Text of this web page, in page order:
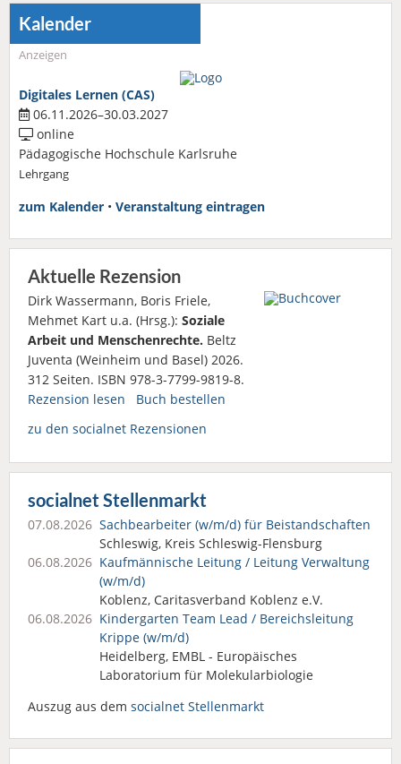
Kalender
Anzeigen
Digitales Lernen (CAS)
06.11.2026–30.03.2027
online
Pädagogische Hochschule Karlsruhe
Lehrgang
zum Kalender • Veranstaltung eintragen
Aktuelle Rezension
Dirk Wassermann, Boris Friele,
Mehmet Kart u.a. (Hrsg.): Soziale
Arbeit und Menschenrechte. Beltz
Juventa (Weinheim und Basel) 2026.
312 Seiten. ISBN 978-3-7799-9819-8.
Rezension lesen
Buch bestellen
zu den socialnet Rezensionen
socialnet Stellenmarkt
07.08.2026 Sachbearbeiter (w/m/d) für Beistandschaften
Schleswig, Kreis Schleswig-Flensburg
06.08.2026 Kaufmännische Leitung / Leitung Verwaltung
(w/m/d)
Koblenz, Caritasverband Koblenz e.V.
06.08.2026 Kindergarten Team Lead / Bereichsleitung
Krippe (w/m/d)
Heidelberg, EMBL - Europäisches
Laboratorium für Molekularbiologie
Auszug aus dem socialnet Stellenmarkt